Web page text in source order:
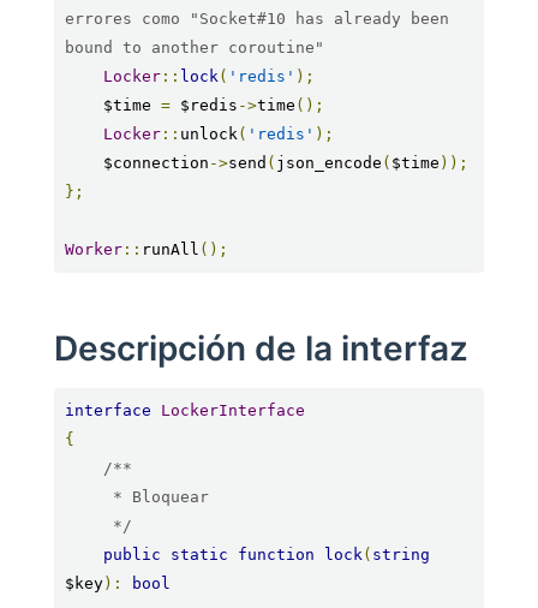
errores como "Socket#10 has already been
bound to another coroutine"
Locker:: lock ( 'redis' );
    $time
= $redis ->time ();
Locker:: unlock ( 'redis' );
    $connection
->send ( json_encode ( $time ));
};
Worker:: runAll ();
Descripción de la interfaz
interface
LockerInterface
{
/**
     */
public
static function lock( string
$key): bool